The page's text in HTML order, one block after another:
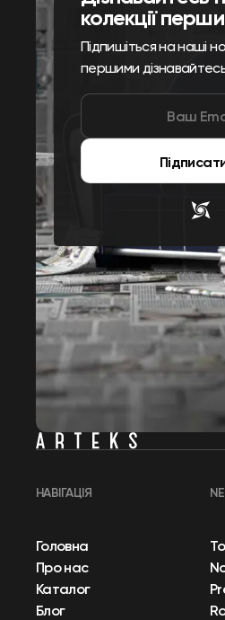
колекції
Підпишіться на наші
першими
НАВІГАЦІЯ
Головна
Про нас
Каталог
Блог